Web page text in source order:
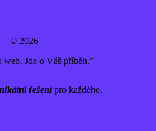
© 2026
web. Jde o Váš příběh.”
řešenípro každého.